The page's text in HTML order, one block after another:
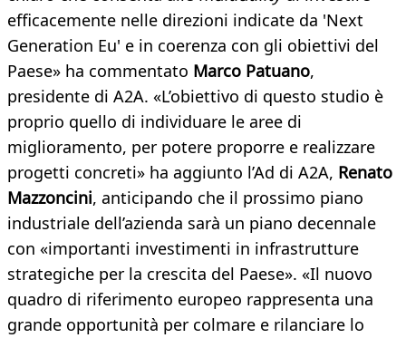
efficacemente nelle direzioni indicate da 'Next
Generation Eu' e in coerenza con gli obiettivi del
Paese» ha commentato Marco Patuano,
presidente di A2A. «L’obiettivo di questo studio è
proprio quello di individuare le aree di
miglioramento, per potere proporre e realizzare
progetti concreti» ha aggiunto l’Ad di A2A, Renato
Mazzoncini, anticipando che il prossimo piano
industriale dell’azienda sarà un piano decennale
con «importanti investimenti in infrastrutture
strategiche per la crescita del Paese». «Il nuovo
quadro di riferimento europeo rappresenta una
grande opportunità per colmare e rilanciare lo